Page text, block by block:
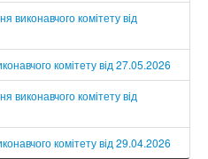
виконавчого комітету від
комітету від 27.05.2026
виконавчого комітету від
комітету від 29.04.2026